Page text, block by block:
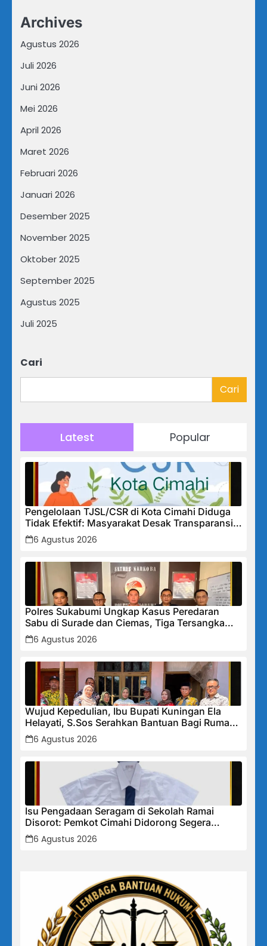
Archives
Agustus 2026
Juli 2026
Juni 2026
Mei 2026
April 2026
Maret 2026
Februari 2026
Januari 2026
Desember 2025
November 2025
Oktober 2025
September 2025
Agustus 2025
Juli 2025
Cari
Cari
Latest Popular
Pengelolaan TJSL/CSR di Kota Cimahi Diduga
Tidak Efektif: Masyarakat Desak Transparansi
Penuh dan Perbaikan Sistem
6 Agustus 2026
Polres Sukabumi Ungkap Kasus Peredaran
Sabu di Surade dan Ciemas, Tiga Tersangka
Diamankan
6 Agustus 2026
Wujud Kepedulian, Ibu Bupati Kuningan Ela
Helayati, S.Sos Serahkan Bantuan Bagi Rumah
Terdampak Bencana di Desa Karangkancana
6 Agustus 2026
Isu Pengadaan Seragam di Sekolah Ramai
Disorot: Pemkot Cimahi Didorong Segera
Lakukan Pembinaan dan Perbaikan Sistem
Secara Menyeluruh
6 Agustus 2026